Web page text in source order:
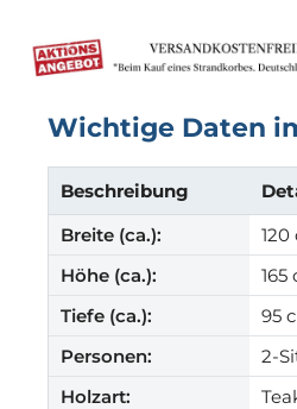
Wichtige Daten
Beschreibung
Breite (ca.):
120
Höhe (ca.):
165
Tiefe (ca.):
95
Personen:
2-
Holzart: